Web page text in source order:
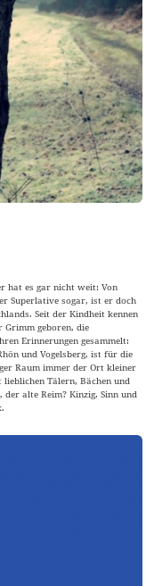
hat es gar nicht weit: Von
Superlative sogar, ist er doch
Seit der Kindheit kennen
geboren, die
Erinnerungen gesammelt:
und Vogelsberg, ist für die
Raum immer der Ort kleiner
Tälern, Bächen und
der alte Reim? Kinzig, Sinn und